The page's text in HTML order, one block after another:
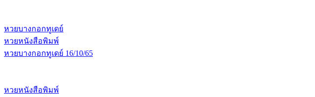
หวยบางกอกทูเดย์
หวยหนังสือพิมพ์
หวยบางกอกทูเดย์ 16/10/65
หวยหนังสือพิมพ์